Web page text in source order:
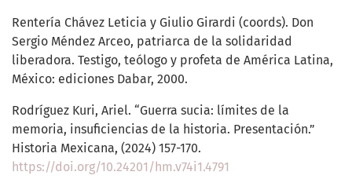
Rentería Chávez Leticia y Giulio Girardi (coords). Don
Sergio Méndez Arceo, patriarca de la solidaridad
liberadora. Testigo, teólogo y profeta de América Latina,
México: ediciones Dabar, 2000.
Rodríguez Kuri, Ariel. “Guerra sucia: límites de la
memoria, insuficiencias de la historia. Presentación.”
Historia Mexicana, (2024) 157-170.
https://doi.org/10.24201/hm.v74i1.4791